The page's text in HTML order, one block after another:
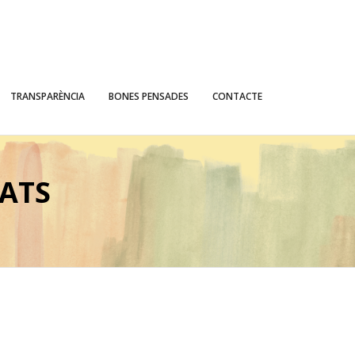
TRANSPARÈNCIA BONES PENSADES CONTACTE